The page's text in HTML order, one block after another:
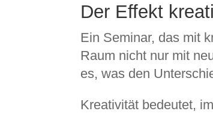
Der Effekt
Ein Seminar, das mit
Raum nicht nur mit
es, was den
Kreativität bedeutet,